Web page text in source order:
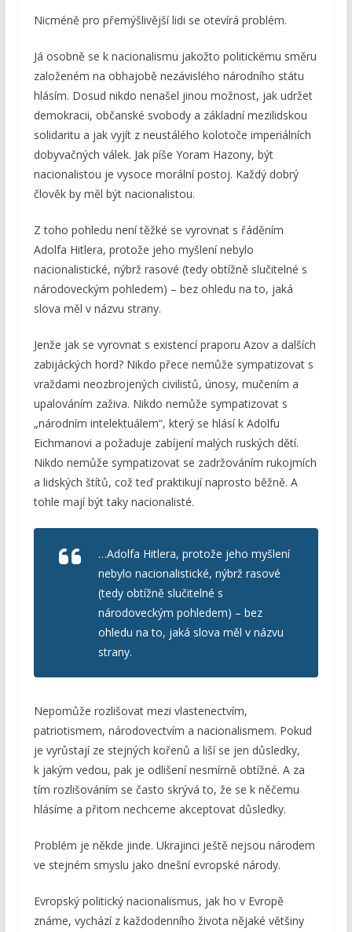
Nicméně pro přemýšlivější lidi se otevírá problém.
Já osobně se k nacionalismu jakožto politickému směru
založeném na obhajobě nezávislého národního státu
hlásím. Dosud nikdo nenašel jinou možnost, jak udržet
demokracii, občanské svobody a základní mezilidskou
solidaritu a jak vyjít z neustálého kolotoče imperiálních
dobyvačných válek. Jak píše Yoram Hazony, být
nacionalistou je vysoce morální postoj. Každý dobrý
člověk by měl být nacionalistou.
Z toho pohledu není těžké se vyrovnat s řáděním
Adolfa Hitlera, protože jeho myšlení nebylo
nacionalistické, nýbrž rasové (tedy obtížně slučitelné s
národoveckým pohledem) – bez ohledu na to, jaká
slova měl v názvu strany.
Jenže jak se vyrovnat s existencí praporu Azov a dalších
zabijáckých hord? Nikdo přece nemůže sympatizovat s
vraždami neozbrojených civilistů, únosy, mučením a
upalováním zaživa. Nikdo nemůže sympatizovat s
„národním intelektuálem“, který se hlásí k Adolfu
Eichmanovi a požaduje zabíjení malých ruských dětí.
Nikdo nemůže sympatizovat se zadržováním rukojmích
a lidských štítů, což teď praktikují naprosto běžně. A
tohle mají být taky nacionalisté.
…Adolfa Hitlera, protože jeho myšlení
nebylo nacionalistické, nýbrž rasové
(tedy obtížně slučitelné s
národoveckým pohledem) – bez
ohledu na to, jaká slova měl v názvu
strany.
Nepomůže rozlišovat mezi vlastenectvím,
patriotismem, národovectvím a nacionalismem. Pokud
je vyrůstají ze stejných kořenů a liší se jen důsledky,
k jakým vedou, pak je odlišení nesmírně obtížné. A za
tím rozlišováním se často skrývá to, že se k něčemu
hlásíme a přitom nechceme akceptovat důsledky.
Problém je někde jinde. Ukrajinci ještě nejsou národem
ve stejném smyslu jako dnešní evropské národy.
Evropský politický nacionalismus, jak ho v Evropě
známe, vychází z každodenního života nějaké většiny